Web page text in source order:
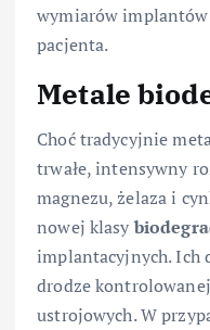
wymiarów
pacjenta.
Metale
Choć tradycyjnie
trwałe, intensywny
magnezu, żelaza i
nowej klasy
implantacyjnych. Ich
drodze
ustrojowych. W